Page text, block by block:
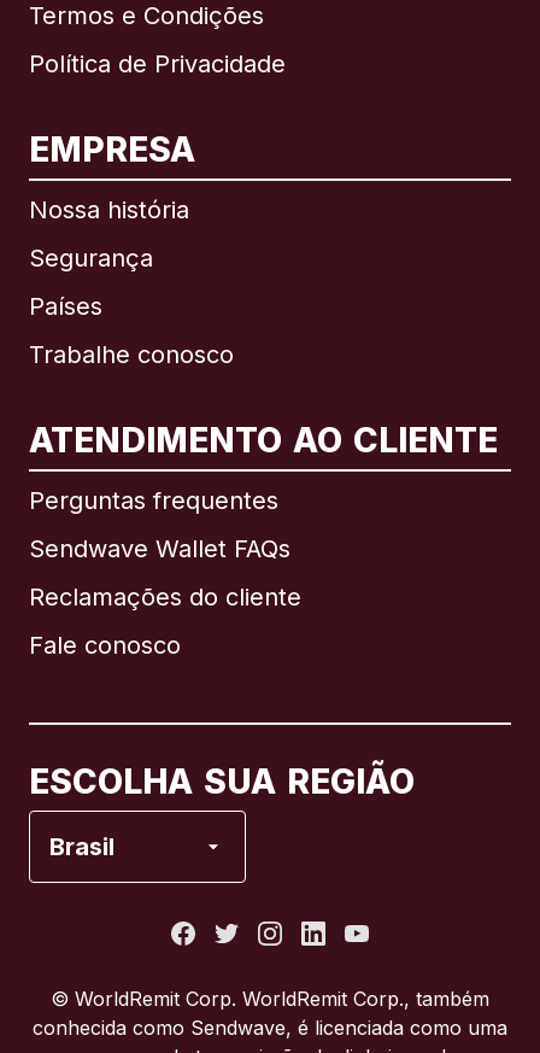
Termos e Condições
Política de Privacidade
EMPRESA
Nossa história
Segurança
Países
Trabalhe conosco
ATENDIMENTO AO CLIENTE
Perguntas frequentes
Sendwave Wallet FAQs
Reclamações do cliente
Fale conosco
ESCOLHA SUA REGIÃO
Brasil
Internacional English
Brasil
© WorldRemit Corp. WorldRemit Corp., também
conhecida como Sendwave, é licenciada como uma